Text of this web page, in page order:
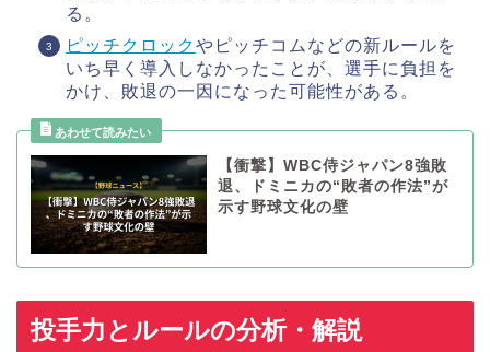
る。
ピッチクロックやピッチコムなどの新ルールを
いち早く導入しなかったことが、選手に負担を
かけ、敗退の一因になった可能性がある。
【衝撃】WBC侍ジャパン8強敗
退、ドミニカの“敗者の作法”が
示す野球文化の壁
投手力とルールの分析・解説